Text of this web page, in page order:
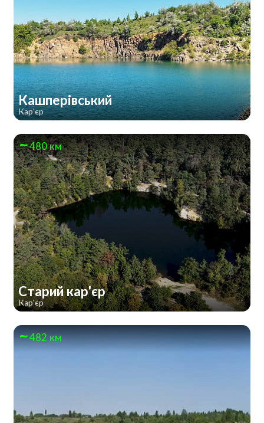
Кашперівський
Кар'єр
480 км
Старий кар'єр
Кар'єр
482 км